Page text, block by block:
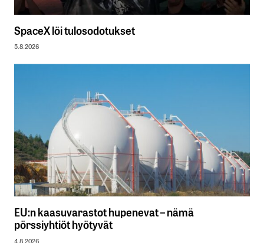
SpaceX löi tulosodotukset
5.8.2026
EU:n kaasuvarastot hupenevat – nämä
pörssiyhtiöt hyötyvät
4.8.2026